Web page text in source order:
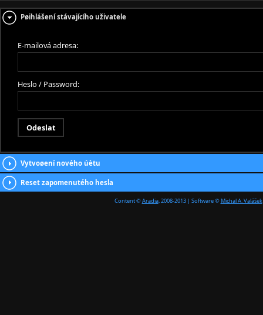
Pøihlášení stávajícího uživatele
E-mailová adresa:
Heslo / Password:
Vytvoøení nového úètu
Reset zapomenutého hesla
Content ©Aradia, 2008-2013 | Software ©Michal A. Valášek